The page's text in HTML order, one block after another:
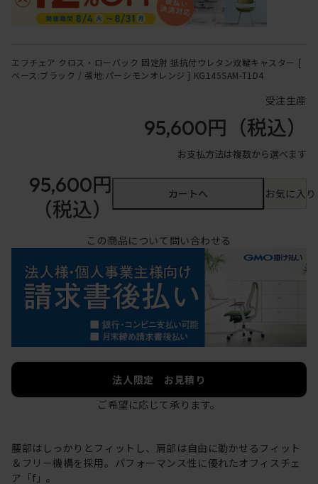
エフチェア クロス・ローバック 固定肘 抵抗付ウレタン双輪キャスター [
ベース:ブラック / 張地:パーシモンオレンジ ] KG145SAM-T1D4
受注生産
95,600円 （税込）
お支払方法は複数から選べます
95,600円
（税込）
カートへ お気に入
この商品について問い合わせる
法人限定 お見積り
ご希望に応じて承ります。
腰部はしっかりとフィットし、肩部は自由に動かせるフィット
＆フリー機構を採用。パフォーマンス性に優れたオフィスチェ
ア「f」。